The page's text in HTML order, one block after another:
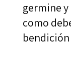
germine
como
bendición